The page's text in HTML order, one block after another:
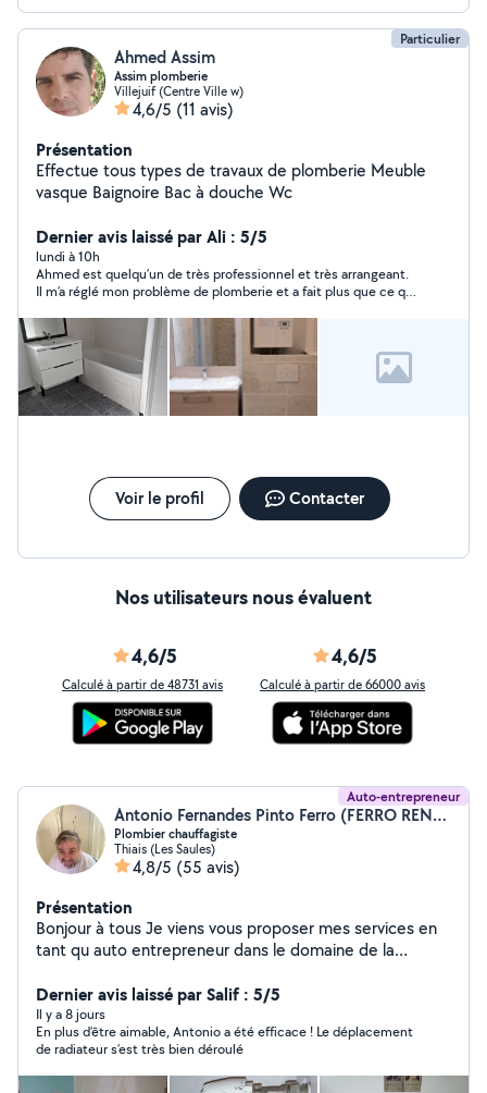
Particulier
Ahmed Assim
Assim plomberie
Villejuif (Centre Ville w)
4,6/5 (11 avis)
Présentation
Effectue tous types de travaux de plomberie Meuble
vasque Baignoire Bac à douche Wc
Dernier avis laissé par Ali : 5/5
lundi à 10h
Ahmed est quelqu’un de très professionnel et très arrangeant.
Il m’a réglé mon problème de plomberie et a fait plus que ce qui
plomberie à l’avenir Je le recommande vivement
Voir le profil Contacter
Nos utilisateurs nous évaluent
4,6/5
Calculé à partir de 48731 avis
4,6/5
Calculé à partir de 66000 avis
Auto-entrepreneur
Antonio Fernandes Pinto Ferro (FERRO RENOV)
Plombier chauffagiste
Thiais (Les Saules)
4,8/5 (55 avis)
Présentation
Bonjour à tous Je viens vous proposer mes services en
tant qu auto entrepreneur dans le domaine de la
vingtaine d années. Je touche dans le neuf comme dans
la réhabilitation ( remplacement d'équipement sanitaire.
Remplacement de radiateurs etc) Pour plus
d'information vous pouvez me contacter. Les devis sont
gratuits Cordialement
Dernier avis laissé par Salif : 5/5
Il y a 8 jours
En plus d’être aimable, Antonio a été efficace ! Le déplacement
de radiateur s’est très bien déroulé